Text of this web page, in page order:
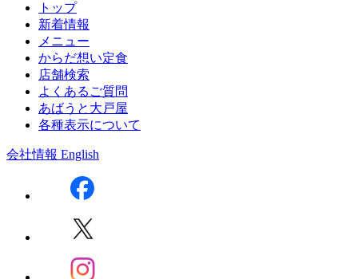
トップ
新着情報
メニュー
からだ想い定食
店舗検索
よくあるご質問
あばうと大戸屋
各種表示について
会社情報 English